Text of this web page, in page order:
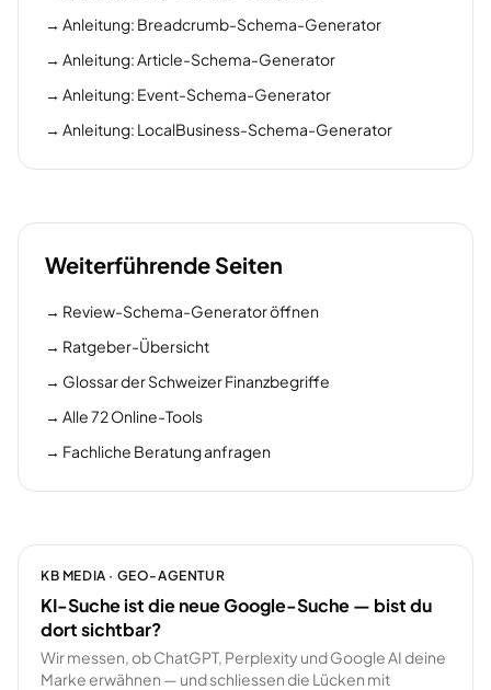
→ Anleitung: Breadcrumb-Schema-Generator
→ Anleitung: Article-Schema-Generator
→ Anleitung: Event-Schema-Generator
→ Anleitung: LocalBusiness-Schema-Generator
Weiterführende Seiten
→ Review-Schema-Generator öffnen
→ Ratgeber-Übersicht
→ Glossar der Schweizer Finanzbegriffe
→ Alle 72 Online-Tools
→ Fachliche Beratung anfragen
KB MEDIA · GEO-AGENTUR
KI-Suche ist die neue Google-Suche — bist du
dort sichtbar?
Wir messen, ob ChatGPT, Perplexity und Google AI deine
Marke erwähnen — und schliessen die Lücken mit